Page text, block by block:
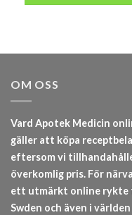
OM OSS
Vard Apotek Medicin
gäller att köpa
eftersom vi
överkomlig pris. För
ett utmärkt online rykte
Swden och även i världen